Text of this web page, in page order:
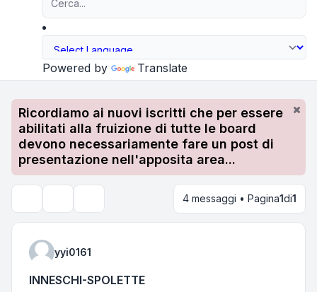
Powered by Translate
Ricordiamo ai nuovi iscritti che per essere
abilitati alla fruizione di tutte le board
devono necessariamente fare un post di
presentazione nell'apposita area...
4 messaggi • Pagina1di1
yyi0161
INNESCHI-SPOLETTE